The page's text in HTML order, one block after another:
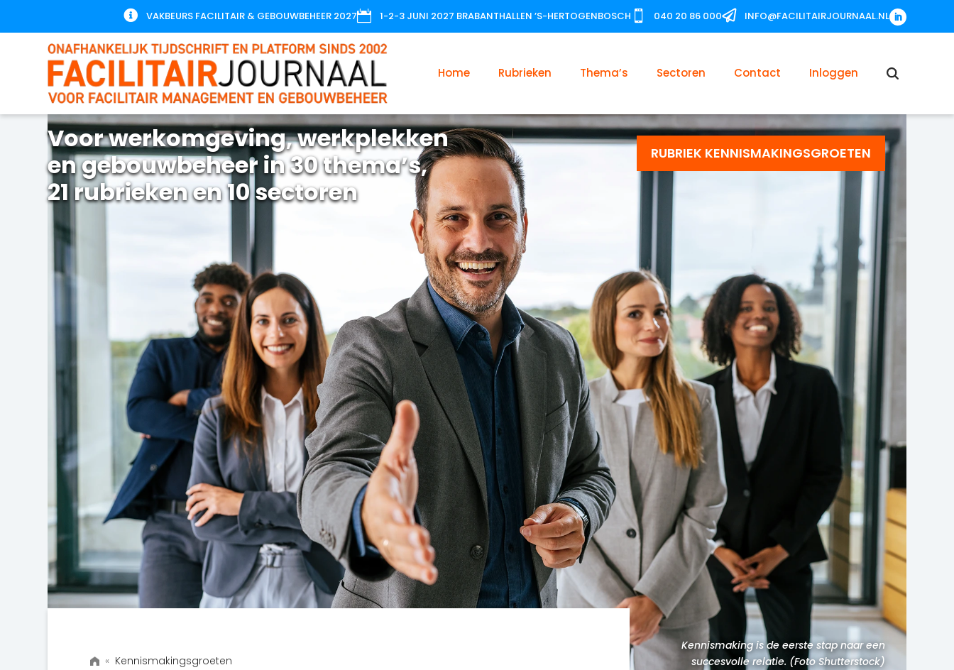
 VAKBEURS FACILITAIR & GEBOUWBEHEER 2027 1-2-3 JUNI 2027 BRABANTHALLEN ’S-HERTOGENBOSCH  040 20 86 000 INFO@FACILITAIRJOURNAAL.NL
Home Rubrieken Thema’s Sectoren Contact Inloggen
Voor werkomgeving, werkplekken
en gebouwbeheer in 30 thema’s,
21 rubrieken en 10 sectoren
RUBRIEK KENNISMAKINGSGROETEN
Kennismaking is de eerste stap naar een
succesvolle relatie. (Foto Shutterstock)
« Kennismakingsgroeten